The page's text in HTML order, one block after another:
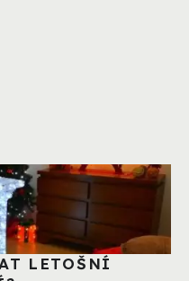
LETOŠNÍ